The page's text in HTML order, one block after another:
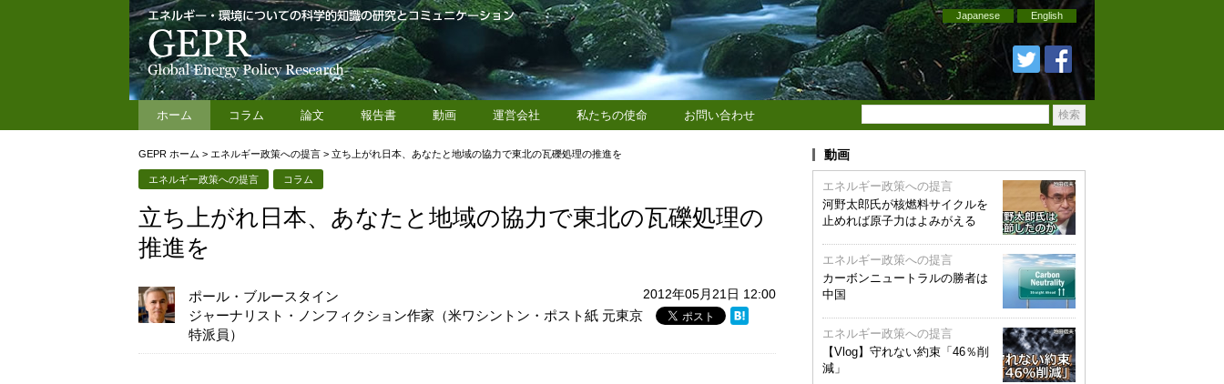
Japanese English
ホーム コラム 論文 報告書 動画 運営会社 私たちの使命 お問い合わせ
GEPR ホーム > エネルギー政策への提言 > 立ち上がれ日本、あなたと地域の協力で東北の瓦礫処理の推進を
エネルギー政策への提言 コラム
立ち上がれ日本、あなたと地域の協力で東北の瓦礫処理の
推進を
2012年05月21日 12:00
ポール・ブルースタイン
ジャーナリスト・ノンフィクション作家（米ワシントン・ポスト紙 元東京
特派員）
動画
エネルギー政策への提言
河野太郎氏が核燃料サイクルを
止めれば原子力はよみがえる
エネルギー政策への提言
カーボンニュートラルの勝者は
中国
エネルギー政策への提言
【Vlog】守れない約束「46％削
減」